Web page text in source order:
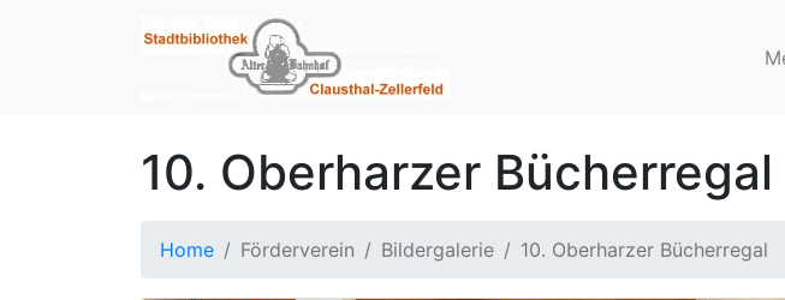
10. Oberharzer
Home Förderverein Bildergalerie 10. Oberharzer Bücherregal